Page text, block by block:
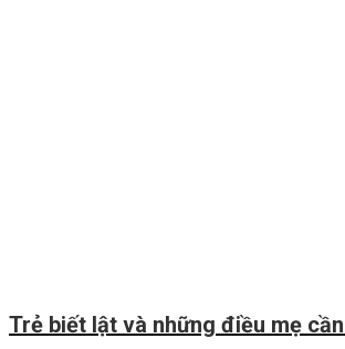
Trẻ biết lật và những điều mẹ